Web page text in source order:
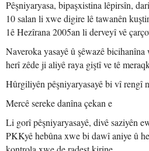
Pêşniyaryasa, bipaşxistina lêpirsîn,
10 salan li xwe digire lê tawanên
1ê Hezîrana 2005an li derveyî vê
Naveroka yasayê û şêwazê
herî zêde ji aliyê raya giştî ve tê
Hûrgiliyên pêşniyaryasayê bi vî rengî
Mercê sereke danîna çekan e
Li gorî pêşniyaryasayê, divê saziyên
PKKyê hebûna xwe bi dawî aniye û